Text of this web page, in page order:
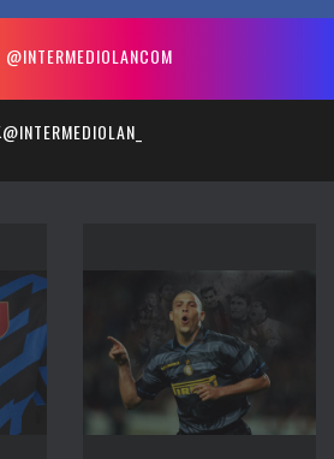
@INTERMEDIOLANCOM
@INTERMEDIOLAN_